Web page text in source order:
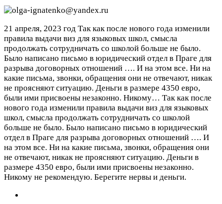
21 апреля, 2023 год Так как после нового года изменили
правила выдачи виз для языковых школ, смысла
продолжать сотрудничать со школой больше не было.
Было написано письмо в юридический отдел в Праге для
разрыва договорных отношений …. И на этом все. Ни на
какие письма, звонки, обращения они не отвечают, никак
не проясняют ситуацию. Деньги в размере 4350 евро,
были ими присвоены незаконно. Никому… Так как после
нового года изменили правила выдачи виз для языковых
школ, смысла продолжать сотрудничать со школой
больше не было. Было написано письмо в юридический
отдел в Праге для разрыва договорных отношений …. И
на этом все. Ни на какие письма, звонки, обращения они
не отвечают, никак не проясняют ситуацию. Деньги в
размере 4350 евро, были ими присвоены незаконно.
Никому не рекомендую. Берегите нервы и деньги.